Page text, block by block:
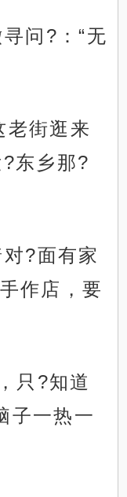
问?：“无
老街逛来
东乡那?
?面有家
作店，要
只?知道
子一热一